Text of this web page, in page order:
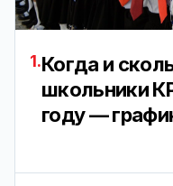
1.Когда и
школьники
году —